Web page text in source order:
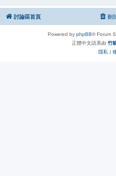
討論區首頁 刪
Powered by phpBB® Forum
正體中文語系由 竹
隱私 |